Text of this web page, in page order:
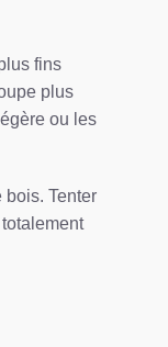
fins
plus
ou les
bois. Tenter